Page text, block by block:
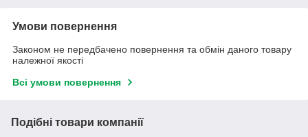
Умови повернення
Законом не передбачено повернення та обмін даного товару
належної якості
Всі умови повернення
Подібні товари компанії